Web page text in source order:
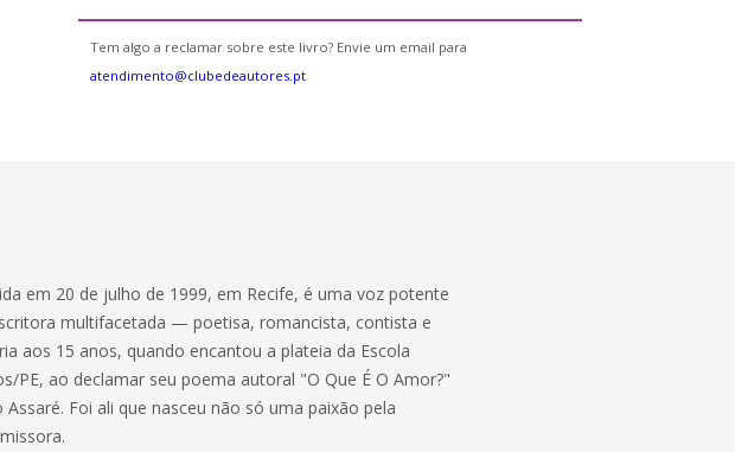
Tem algo a reclamar sobre este livro? Envie um email para
atendimento@clubedeautores.pt
em 20 de julho de 1999, em Recife, é uma voz potente
multifacetada — poetisa, romancista, contista e
aos 15 anos, quando encantou a plateia da Escola
PE, ao declamar seu poema autoral "O Que É O Amor?"
Foi ali que nasceu não só uma paixão pela